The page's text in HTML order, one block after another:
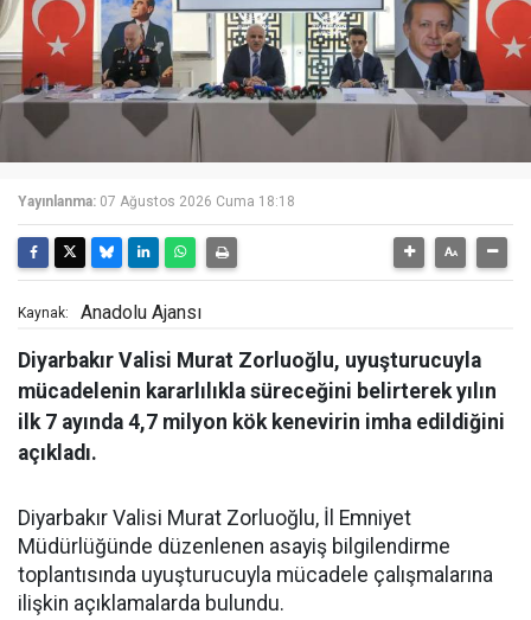
Yayınlanma: 07 Ağustos 2026 Cuma 18:18
Kaynak: Anadolu Ajansı
Diyarbakır Valisi Murat Zorluoğlu, uyuşturucuyla
mücadelenin kararlılıkla süreceğini belirterek yılın
ilk 7 ayında 4,7 milyon kök kenevirin imha edildiğini
açıkladı.
Diyarbakır Valisi Murat Zorluoğlu, İl Emniyet
Müdürlüğünde düzenlenen asayiş bilgilendirme
toplantısında uyuşturucuyla mücadele çalışmalarına
ilişkin açıklamalarda bulundu.